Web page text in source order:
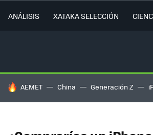
ANÁLISIS XATAKA SELECCIÓN
HOY SE HABLA DE
AEMET China Generación Z